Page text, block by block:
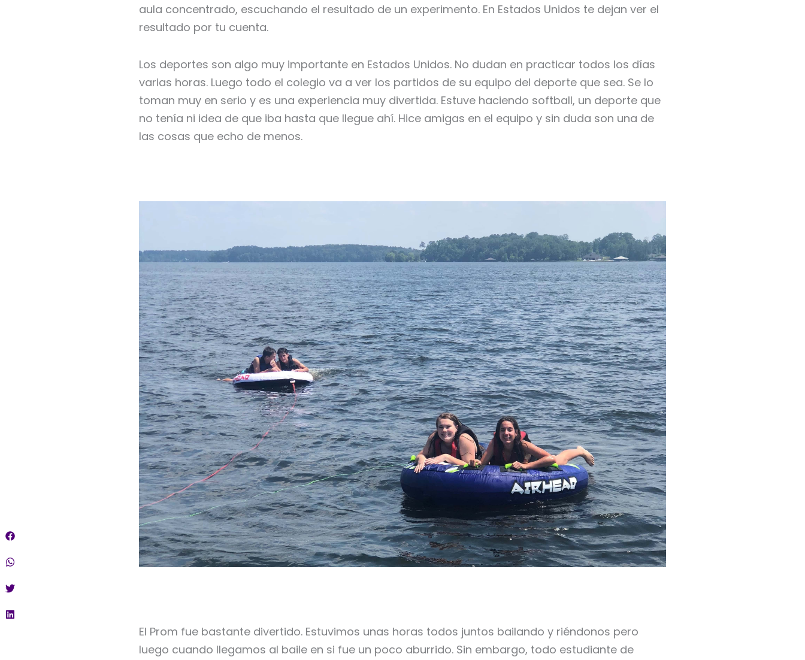
aula concentrado, escuchando el resultado de un experimento. En Estados Unidos te dejan ver el
resultado por tu cuenta.
Los deportes son algo muy importante en Estados Unidos. No dudan en practicar todos los días
varias horas. Luego todo el colegio va a ver los partidos de su equipo del deporte que sea. Se lo
toman muy en serio y es una experiencia muy divertida. Estuve haciendo softball, un deporte que
no tenía ni idea de que iba hasta que llegue ahí. Hice amigas en el equipo y sin duda son una de
las cosas que echo de menos.
El Prom fue bastante divertido. Estuvimos unas horas todos juntos bailando y riéndonos pero
luego cuando llegamos al baile en si fue un poco aburrido. Sin embargo, todo estudiante de